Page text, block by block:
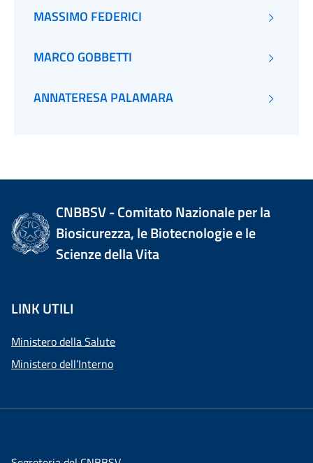
MASSIMO FEDERICI
MARCO GOBBETTI
ANNATERESA PALAMARA
CNBBSV - Comitato Nazionale per la
Biosicurezza, le Biotecnologie e le
Scienze della Vita
LINK UTILI
Ministero della Salute
Ministero dell’Interno